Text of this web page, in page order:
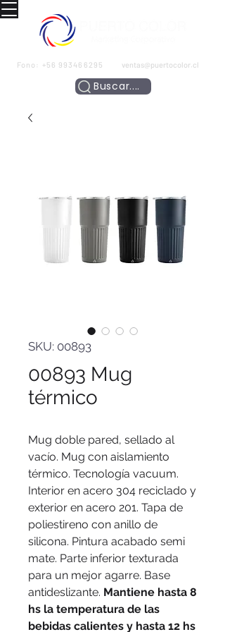
Fono: +56 993466295 ventas@puertocolor.cl
Buscar....
SKU: 00893
00893 Mug
térmico
Mug doble pared, sellado al
vacío. Mug con aislamiento
térmico. Tecnología vacuum.
Interior en acero 304 reciclado y
exterior en acero 201. Tapa de
poliestireno con anillo de
silicona. Pintura acabado semi
mate. Parte inferior texturada
para un mejor agarre. Base
antideslizante. Mantiene hasta 8
hs la temperatura de las
bebidas calientes y hasta 12 hs